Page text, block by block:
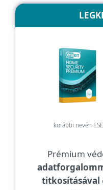
korábbi nevén
Prémium
titkosításával